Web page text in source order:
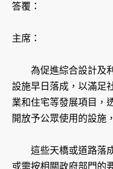
答覆：
主席：
為促進綜合設計及利
設施早日落成，以滿足
業和住宅等發展項目，
開放予公眾使用的設施
這些天橋或道路落成
或需按相關政府部門的